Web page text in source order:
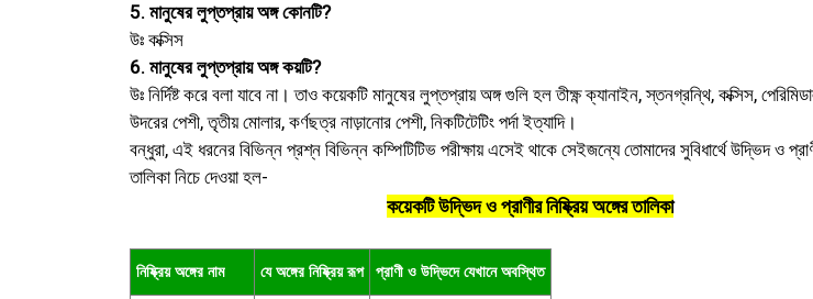
5. মানুষের লুপ্তপ্রায় অঙ্গ কোনটি?
উঃ কক্সিস
6. মানুষের লুপ্তপ্রায় অঙ্গ কয়টি?
উঃ নির্দিষ্ট করে বলা যাবে না। তাও কয়েকটি মানুষের লুপ্তপ্রায় অঙ্গ গুলি হল তীক্ষ্ণ ক্যানাইন, স্তনগ্রন্থি, কক্সিস,
উদরের পেশী, তৃতীয় মোলার, কর্ণছত্র নাড়ানোর পেশী, নিকটিটেটিং পর্দা ইত্যাদি।
বন্ধুরা, এই ধরনের বিভিন্ন প্রশ্ন বিভিন্ন কম্পিটিটিভ পরীক্ষায় এসেই থাকে সেইজন্যে তোমাদের সুবিধার্থে উদ্ভিদ ও
তালিকা নিচে দেওয়া হল-
কয়েকটি উদ্ভিদ ও প্রাণীর নিষ্ক্রিয় অঙ্গের তালিকা
নিষ্ক্রিয় অঙ্গের নাম যে অঙ্গের নিষ্ক্রিয় রূপ প্রাণী ও উদ্ভিদে যেখানে অবস্থিত